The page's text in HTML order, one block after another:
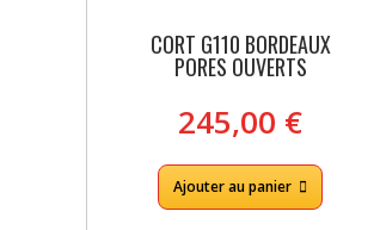
CORT G110 BORDEAUX
PORES OUVERTS
245,00 €
Ajouter au panier